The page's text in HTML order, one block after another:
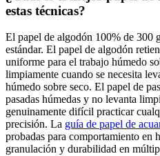
estas técnicas?
El papel de algodón 100% de 300
estándar. El papel de algodón
uniforme para el trabajo húmedo
limpiamente cuando se necesita
húmedo sobre seco. El papel de
pasadas húmedas y no levanta
genuinamente difícil practicar
precisión. La guía de papel de
probadas para comportamiento en
granulación y durabilidad en